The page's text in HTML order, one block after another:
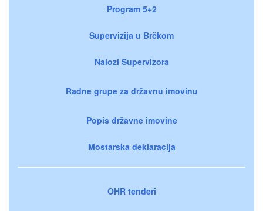
Program 5+2
Supervizija u Brčkom
Nalozi Supervizora
Radne grupe za državnu imovinu
Popis državne imovine
Mostarska deklaracija
OHR tenderi